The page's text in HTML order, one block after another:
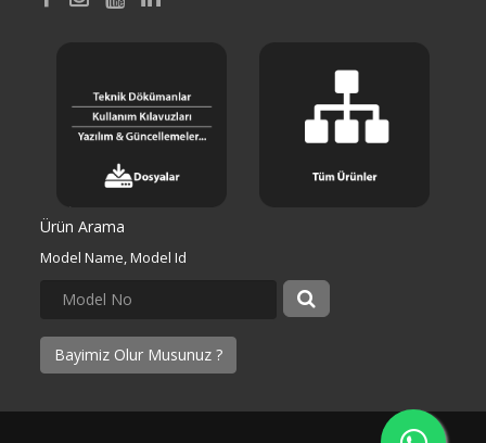
Ürün Arama
Model Name, Model Id
Bayimiz Olur Musunuz ?